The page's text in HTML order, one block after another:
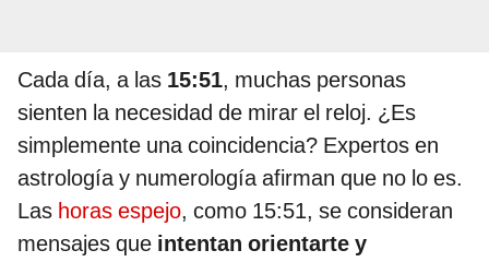
Cada día, a las 15:51, muchas personas
sienten la necesidad de mirar el reloj. ¿Es
simplemente una coincidencia? Expertos en
astrología y numerología afirman que no lo es.
Las horas espejo, como 15:51, se consideran
mensajes que intentan orientarte y